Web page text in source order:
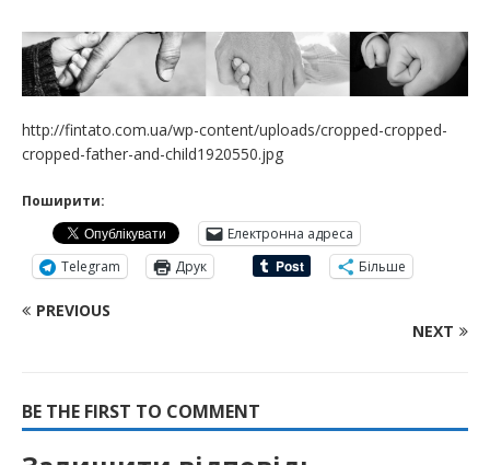
http://fintato.com.ua/wp-content/uploads/cropped-cropped-
cropped-father-and-child1920550.jpg
Поширити:
Електронна адреса
Telegram
Друк Більше
PREVIOUS
NEXT
BE THE FIRST TO COMMENT